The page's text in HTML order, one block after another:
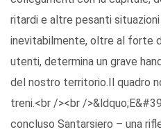
ritardi e altre pesanti
inevitabilmente, oltre al forte
utenti, determina un grave
del nostro territorio.Il quadro
treni.<br /><br /
concluso Santarsiero – una